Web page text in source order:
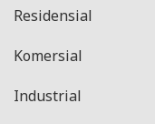
Residensial
Komersial
Industrial